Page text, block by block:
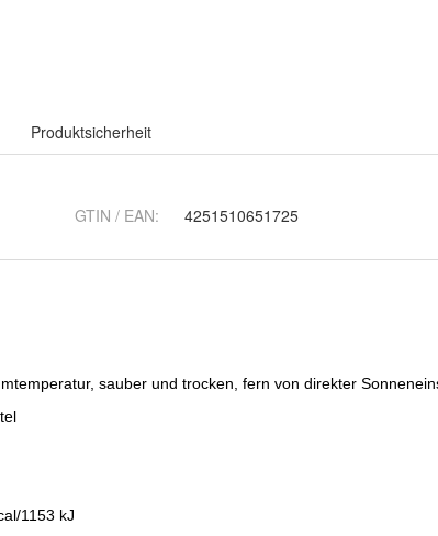
Produktsicherheit
GTIN / EAN: 4251510651725